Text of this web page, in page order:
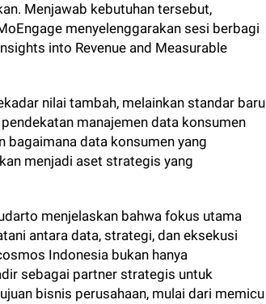
Menjawab kebutuhan tersebut,
menyelenggarakan sesi berbagi
into Revenue and Measurable
nilai tambah, melainkan standar baru
manajemen data konsumen
data konsumen yang
menjadi aset strategis yang
menjelaskan bahwa fokus utama
antara data, strategi, dan eksekusi
Indonesia bukan hanya
sebagai partner strategis untuk
bisnis perusahaan, mulai dari memicu